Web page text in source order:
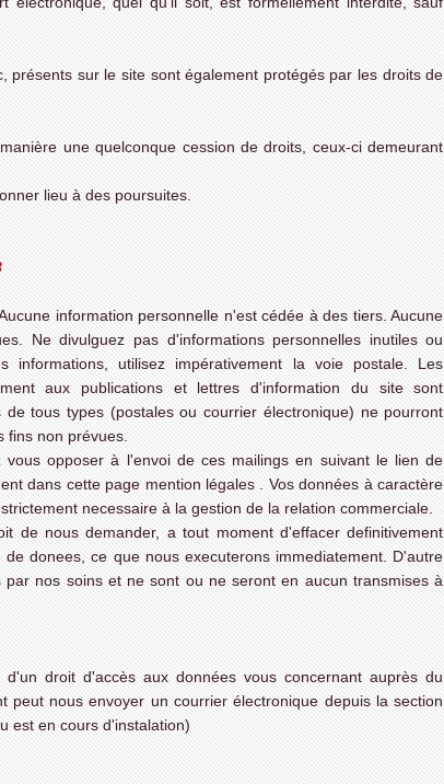
présents sur le site sont également protégés par les droits de
une quelconque cession de droits, ceux-ci demeurant
lieu à des poursuites.
information personnelle n'est cédée à des tiers. Aucune
Ne divulguez pas d'informations personnelles inutiles ou
informations, utilisez impérativement la voie postale. Les
aux publications et lettres d'information du site sont
tous types (postales ou courrier électronique) ne pourront
fins non prévues.
opposer à l'envoi de ces mailings en suivant le lien de
dans cette page mention légales . Vos données à caractère
necessaire à la gestion de la relation commerciale.
de nous demander, a tout moment d'effacer definitivement
donees, ce que nous executerons immediatement. D'autre
nos soins et ne sont ou ne seront en aucun transmises à
droit d'accès aux données vous concernant auprès du
nous envoyer un courrier électronique depuis la section
est en cours d'instalation)